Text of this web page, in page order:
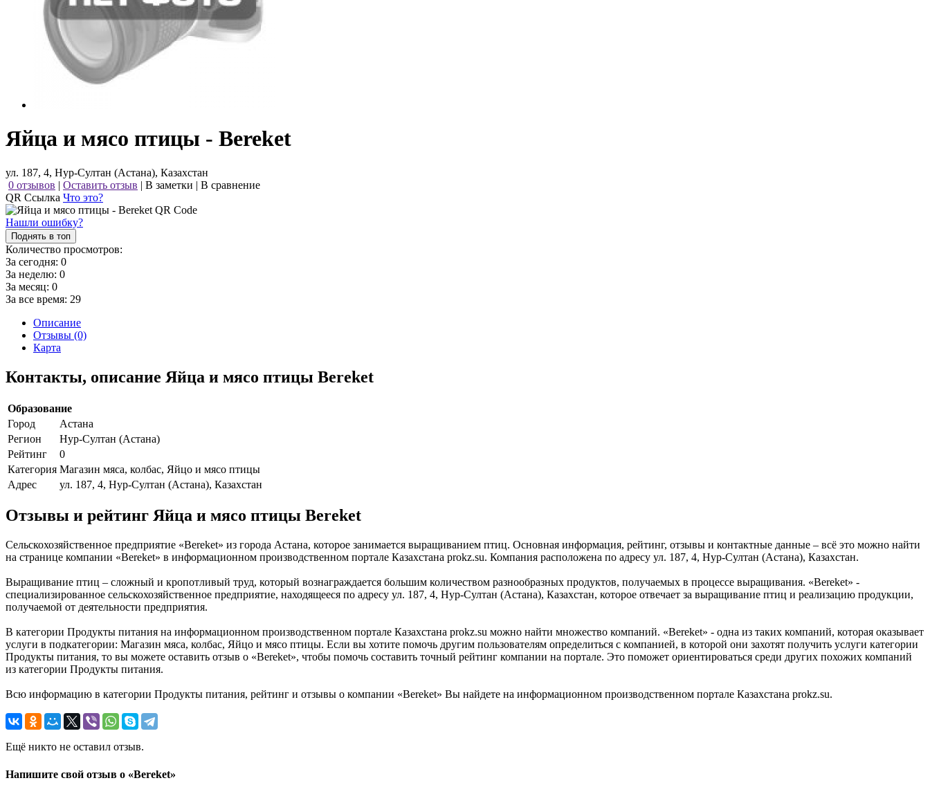
Яйца и мясо птицы - Bereket
ул. 187, 4, Нур-Султан (Астана), Казахстан
0 отзывов | Оставить отзыв | В заметки | В сравнение
QR Ссылка Что это?
Нашли ошибку?
Поднять в топ
Количество просмотров:
За сегодня: 0
За неделю: 0
За месяц: 0
За все время: 29
Описание
Отзывы (0)
Карта
Контакты, описание Яйца и мясо птицы Bereket
Образование
Город
Астана
Регион
Нур-Султан (Астана)
Рейтинг
0
Категория Магазин мяса, колбас, Яйцо и мясо птицы
Адрес
ул. 187, 4, Нур-Султан (Астана), Казахстан
Отзывы и рейтинг Яйца и мясо птицы Bereket
Сельскохозяйственное предприятие «Bereket» из города Астана, которое занимается выращиванием птиц. Основная информация, рейтинг, отзывы и контактные данные – всё это можно найти
на странице компании «Bereket» в информационном производственном портале Казахстана prokz.su. Компания расположена по адресу ул. 187, 4, Нур-Султан (Астана), Казахстан.
Выращивание птиц – сложный и кропотливый труд, который вознаграждается большим количеством разнообразных продуктов, получаемых в процессе выращивания. «Bereket» -
специализированное сельскохозяйственное предприятие, находящееся по адресу ул. 187, 4, Нур-Султан (Астана), Казахстан, которое отвечает за выращивание птиц и реализацию продукции,
получаемой от деятельности предприятия.
В категории Продукты питания на информационном производственном портале Казахстана prokz.su можно найти множество компаний. «Bereket» - одна из таких компаний, которая оказывает
услуги в подкатегории: Магазин мяса, колбас, Яйцо и мясо птицы. Если вы хотите помочь другим пользователям определиться с компанией, в которой они захотят получить услуги категории
Продукты питания, то вы можете оставить отзыв о «Bereket», чтобы помочь составить точный рейтинг компании на портале. Это поможет ориентироваться среди других похожих компаний
из категории Продукты питания.
Всю информацию в категории Продукты питания, рейтинг и отзывы о компании «Bereket» Вы найдете на информационном производственном портале Казахстана prokz.su.
Ещё никто не оставил отзыв.
Напишите свой отзыв о «Bereket»